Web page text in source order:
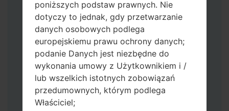
zmniejszania głośności.
Naciśnij i przytrzymaj klawisz zasilania i
przycisk zwiększania głośności.
Następnie podłącz urządzenie do
komputera, Odin powinien wykryć
telefon, a na ekranie pojawi się numer
portu COM.
Podaj tylko czas przywracania ustawień
poniższych podstaw prawnych. Nie
dotyczy to jednak, gdy przetwarzanie
danych osobowych podlega
europejskiemu prawu ochrony danych;
podanie Danych jest niezbędne do
wykonania umowy z Użytkownikiem i /
lub wszelkich istotnych zobowiązań
przedumownych, którym podlega
Właściciel;